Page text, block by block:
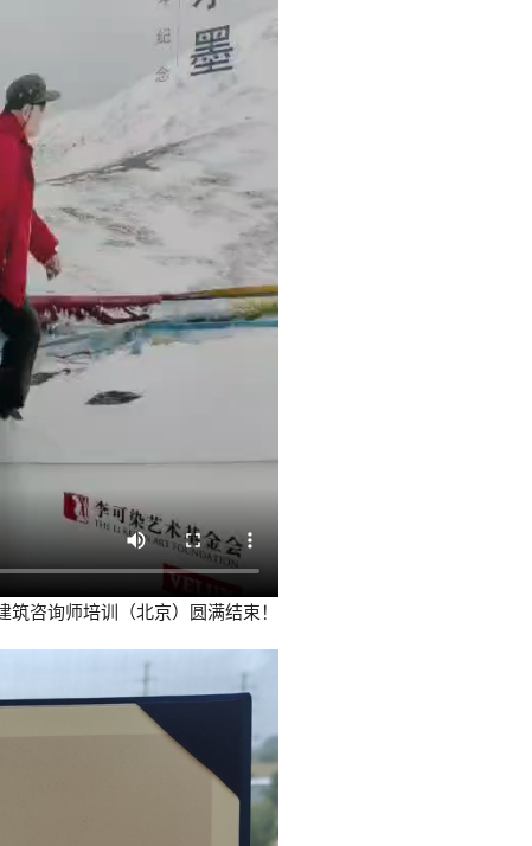
咨询师培训（北京）圆满结束！